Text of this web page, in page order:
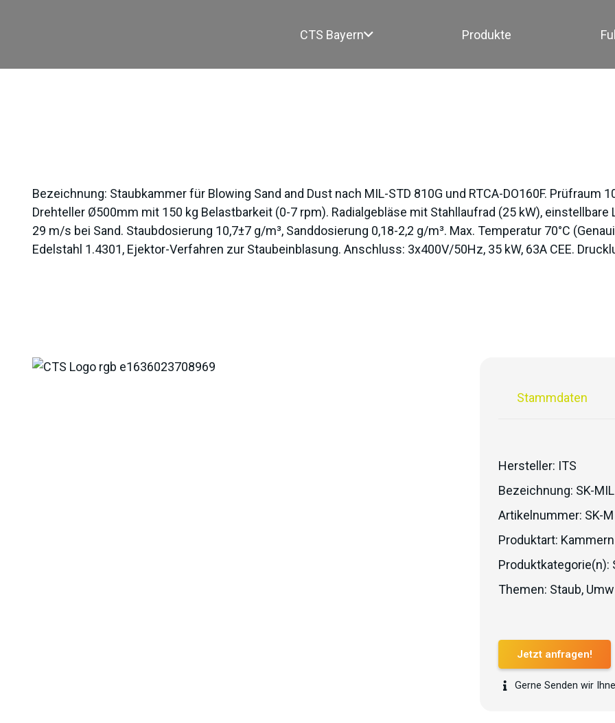
CTS Bayern Produkte
Bezeichnung: Staubkammer für Blowing Sand and Dust nach MIL-STD 810G und RTCA-DO160F.
Drehteller Ø500mm mit 150 kg Belastbarkeit (0-7 rpm). Radialgebläse mit Stahllaufrad (25 kW),
29 m/s bei Sand. Staubdosierung 10,7±7 g/m³, Sanddosierung 0,18-2,2 g/m³. Max. Temperatur 70°C
Edelstahl 1.4301, Ejektor-Verfahren zur Staubeinblasung. Anschluss: 3x400V/50Hz, 35 kW, 63A CEE.
Stammdaten
Hersteller: ITS
Bezeichnung: SK-
Artikelnummer: SK-
Produktart: Kammern
Produktkategorie(n):
Themen: Staub,
Jetzt anfragen!
Gerne Senden wir